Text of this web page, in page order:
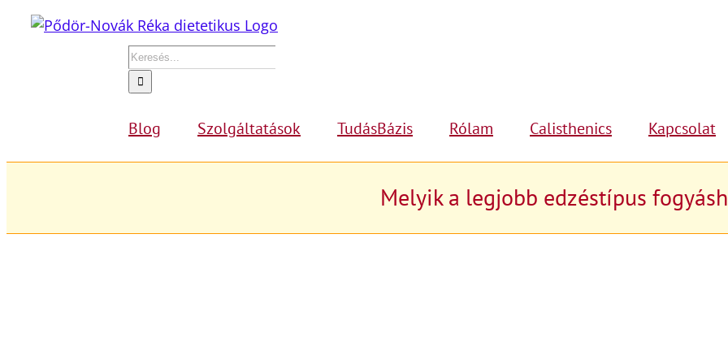
Kihagyás
Keresés...
Blog Szolgáltatások TudásBázis Rólam Calisthenics Kapcsolat
Melyik a legjobb edzéstípus